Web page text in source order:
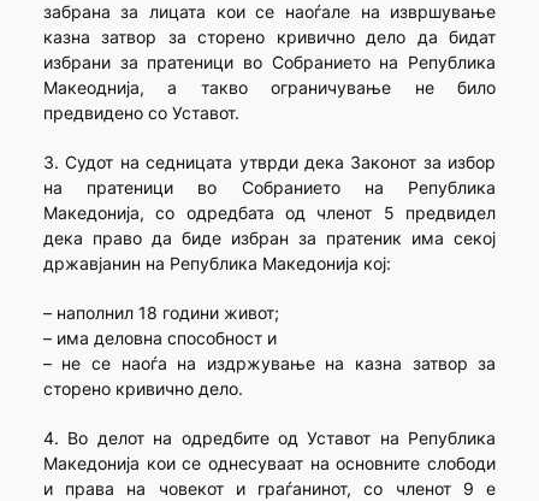
забрана за лицата кои се наоѓале на извршување
казна затвор за сторено кривично дело да бидат
избрани за пратеници во Собранието на Република
Макеоднија, а такво ограничување не било
предвидено со Уставот.
3. Судот на седницата утврди дека Законот за избор
на пратеници во Собранието на Република
Македонија, со одредбата од членот 5 предвидел
дека право да биде избран за пратеник има секој
државјанин на Република Македонија кој:
– наполнил 18 години живот;
– има деловна способност и
– не се наоѓа на издржување на казна затвор за
сторено кривично дело.
4. Во делот на одредбите од Уставот на Република
Македонија кои се однесуваат на основните слободи
и права на човекот и граѓанинот, со членот 9 е